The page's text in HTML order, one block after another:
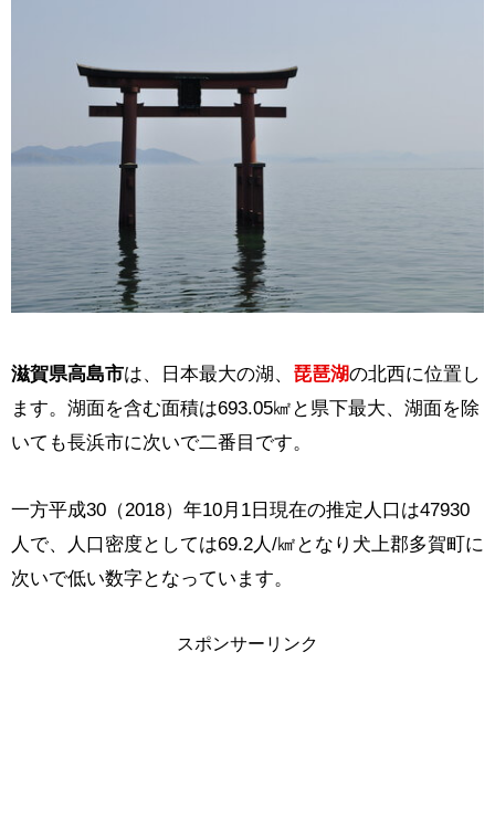
滋賀県高島市は、日本最大の湖、 琵琶湖の北西に位置し
ます。湖面を含む面積は693.05㎢と県下最大、湖面を除
いても長浜市に次いで二番目です。
一方平成30（2018）年10月1日現在の推定人口は47930
人で、人口密度としては69.2人/㎢となり犬上郡多賀町に
次いで低い数字となっています。
スポンサーリンク